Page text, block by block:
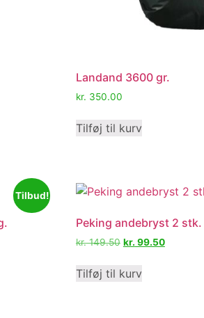
Landand 3600 gr.
kr. 350.00
Tilføj til kurv
Tilbud!
Peking andebryst 2 stk.
kr.149.50 kr. 99.50
Tilføj til kurv